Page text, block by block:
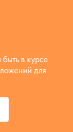
в курсе
для